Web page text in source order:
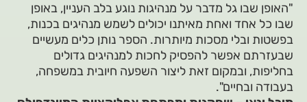
"האופן שבו גל מדבר על מנהיגות נוגע בלב העניין, באופן
שבו כל אחד ואחת מאיתנו יכולים לשמש מנהיגים בכנות,
בפשטות ובלי מסכות מיותרות. הספר נותן כלים מעשיים
שבעזרתם אפשר להפסיק לחכות למנהיגים גדולים
בחליפות, ובמקום זאת ליצור השפעה חיובית במשפחה,
בעבודה ובחיים".